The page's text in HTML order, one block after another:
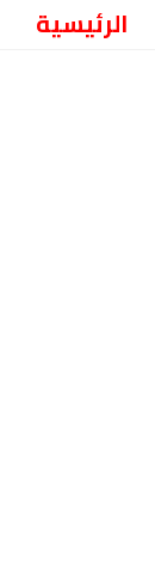
الرئيسية